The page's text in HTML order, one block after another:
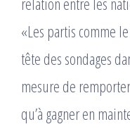
«Les partis comme
tête des sondages
mesure de
qu’à gagner en